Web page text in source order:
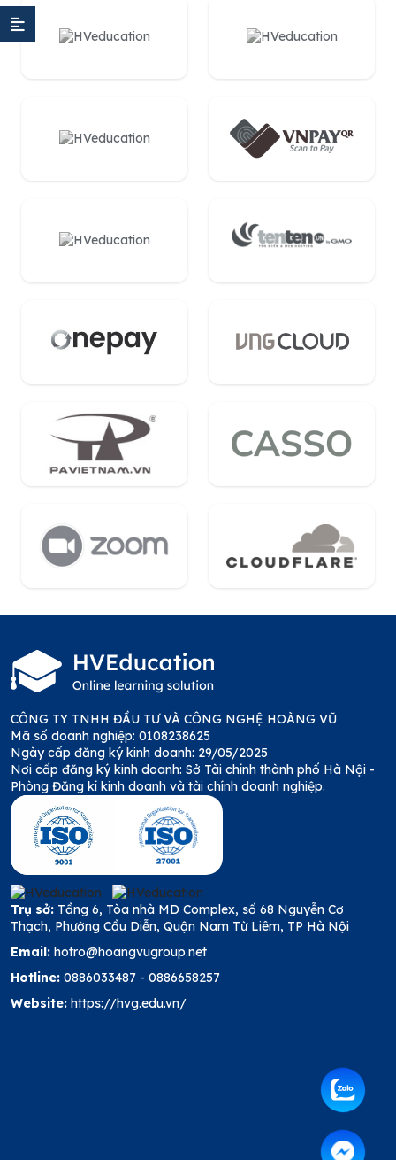
CÔNG TY TNHH ĐẦU TƯ VÀ CÔNG NGHỆ HOÀNG VŨ
Mã số doanh nghiệp: 0108238625
Ngày cấp đăng ký kinh doanh: 29/05/2025
Nơi cấp đăng ký kinh doanh: Sở Tài chính thành phố Hà Nội -
Phòng Đăng kí kinh doanh và tài chính doanh nghiệp.
Trụ sở: Tầng 6, Tòa nhà MD Complex, số 68 Nguyễn Cơ
Thạch, Phường Cầu Diễn, Quận Nam Từ Liêm, TP Hà Nội
Email: hotro@hoangvugroup.net
Hotline: 0886033487 - 0886658257
Website: https://hvg.edu.vn/